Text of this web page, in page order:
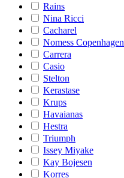
Rains
Nina Ricci
Cacharel
Nomess Copenhagen
Carrera
Casio
Stelton
Kerastase
Krups
Havaianas
Hestra
Triumph
Issey Miyake
Kay Bojesen
Korres